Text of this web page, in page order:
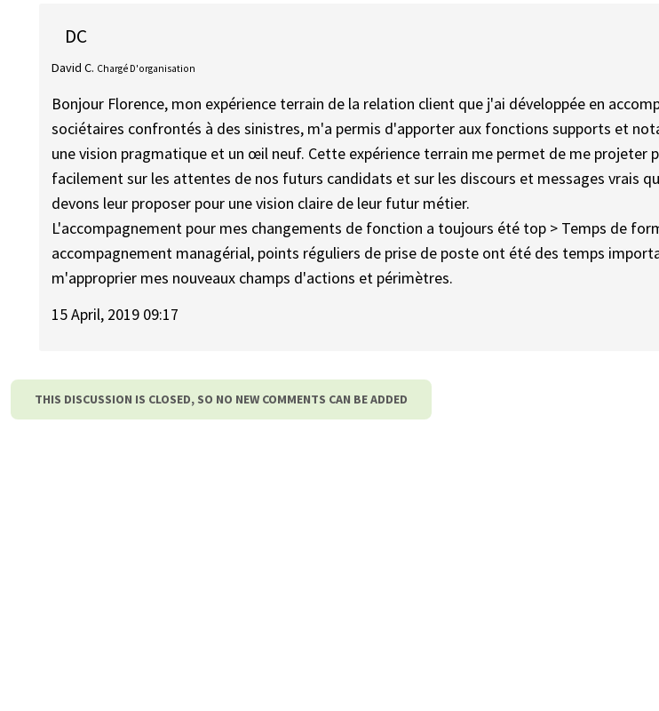
DC
David C. Chargé D'organisation
Bonjour Florence, mon expérience terrain de la relation client que j'ai développée en
sociétaires confrontés à des sinistres, m'a permis d'apporter aux fonctions supports et
une vision pragmatique et un œil neuf. Cette expérience terrain me permet de me projeter
facilement sur les attentes de nos futurs candidats et sur les discours et messages vrais
devons leur proposer pour une vision claire de leur futur métier.
L'accompagnement pour mes changements de fonction a toujours été top > Temps de
accompagnement managérial, points réguliers de prise de poste ont été des temps
m'approprier mes nouveaux champs d'actions et périmètres.
15 April, 2019 09:17
THIS DISCUSSION IS CLOSED, SO NO NEW COMMENTS CAN BE ADDED